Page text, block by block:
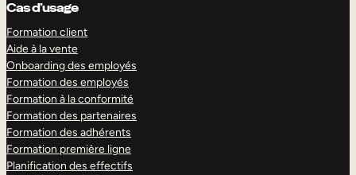
Cas d’usage
Formation client
Aide à la vente
Onboarding des employés
Formation des employés
Formation à la conformité
Formation des partenaires
Formation des adhérents
Formation première ligne
Planification des effectifs